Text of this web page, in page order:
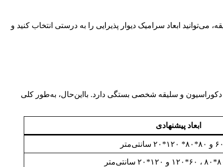
می‌توانید ابعاد سرامیک دیوار پذیرایی را به درستی انتخاب کنید و
دکوراسیون و سلیقه شخصی بستگی دارد. بااین‌حال، به‌طور کلی
ابعاد پیشنهادی